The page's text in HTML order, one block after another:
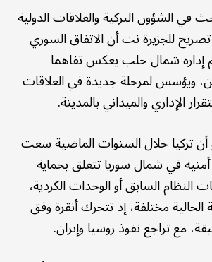
في الشؤون التركية والعلاقات الدولية
للجزيرة نت أن الاتفاق السوري
إدارة شمال حلب يعكس تفاهما
ويؤسس لمرحلة جديدة في العلاقات
الإداري والميداني بالمدينة.
تركيا خلال السنوات الماضية سعت
في شمال سوريا تتعلق بحماية
النظام السابق أو الوحدات الكردية،
الحالية مختلفة، إذ تتحرك أنقرة وفق
مع تراجع نفوذ روسيا وإيران.